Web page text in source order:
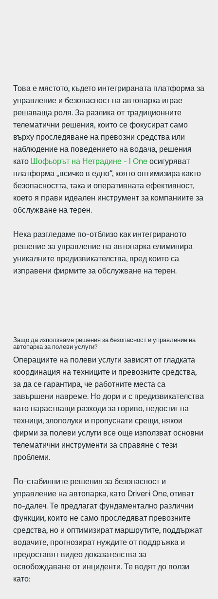
Това е мястото, където интегрираната платформа за
управление и безопасност на автопарка играе
решаваща роля. За разлика от традиционните
телематични решения, които се фокусират само
върху проследяване на превозни средства или
наблюдение на поведението на водача, решения
като Шофьорът на Нетрадине - I Oneосигуряват
платформа „всичко в едно“, която оптимизира както
безопасността, така и оперативната ефективност,
което я прави идеален инструмент за компаниите за
обслужване на терен.
Нека разгледаме по-отблизо как интегрираното
решение за управление на автопарка елиминира
уникалните предизвикателства, пред които са
изправени фирмите за обслужване на терен.
Защо да използваме решения за безопасност и управление на
автопарка за полеви услуги?
Операциите на полеви услуги зависят от гладката
координация на техниците и превозните средства,
за да се гарантира, че работните места са
завършени навреме. Но дори и с предизвикателства
като нарастващи разходи за гориво, недостиг на
техници, злополуки и пропуснати срещи, някои
фирми за полеви услуги все още използват основни
телематични инструменти за справяне с тези
проблеми.
По-стабилните решения за безопасност и
управление на автопарка, като Driver·i One, отиват
по-далеч. Те предлагат фундаментално различни
функции, които не само проследяват превозните
средства, но и оптимизират маршрутите, поддържат
водачите, прогнозират нуждите от поддръжка и
предоставят видео доказателства за
освобождаване от инциденти. Те водят до ползи
като: